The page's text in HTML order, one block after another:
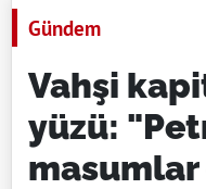
Gündem
Vahşi
yüzü: